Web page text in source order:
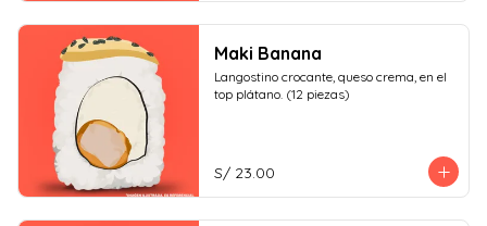
Maki Banana
Langostino crocante, queso crema, en el
top plátano. (12 piezas)
S/ 23.00